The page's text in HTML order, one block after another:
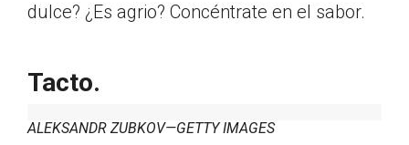
dulce? ¿Es agrio? Concéntrate en el sabor.
Tacto.
ALEKSANDR ZUBKOV—GETTY IMAGES